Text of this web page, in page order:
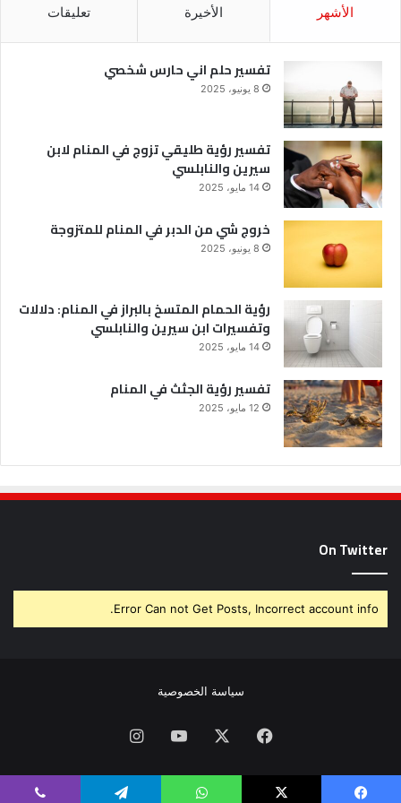
الأشهر الأخيرة تعليقات
تفسير حلم اني حارس شخصي
8 يونيو، 2025
تفسير رؤية طليقي تزوج في المنام لابن
سيرين والنابلسي
14 مايو، 2025
خروج شي من الدبر في المنام للمتزوجة
8 يونيو، 2025
رؤية الحمام المتسخ بالبراز في المنام: دلالات
وتفسيرات ابن سيرين والنابلسي
14 مايو، 2025
تفسير رؤية الجثث في المنام
12 مايو، 2025
On Twitter
Error Can not Get Posts, Incorrect account info.
سياسة الخصوصية
فيسبوك يوتيوبانستقرام